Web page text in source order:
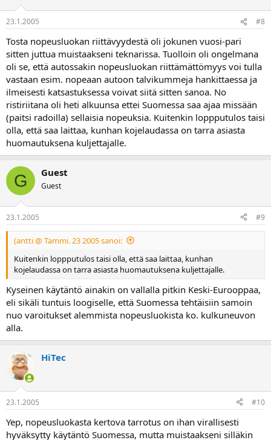
23.1.2005 #8
Tosta nopeusluokan riittävyydestä oli jokunen vuosi-pari
sitten juttua muistaakseni teknarissa. Tuolloin oli ongelmana
oli se, että autossakin nopeusluokan riittämättömyys voi tulla
vastaan esim. nopeaan autoon talvikummeja hankittaessa ja
ilmeisesti katsastuksessa voivat siitä sitten sanoa. No
ristiriitana oli heti alkuunsa ettei Suomessa saa ajaa missään
(paitsi radoilla) sellaisia nopeuksia. Kuitenkin loppputulos taisi
olla, että saa laittaa, kunhan kojelaudassa on tarra asiasta
huomautuksena kuljettajalle.
G Guest
Guest
23.1.2005 #9
(antti @ Tammi. 23 2005 sanoi:
Kuitenkin loppputulos taisi olla, että saa laittaa, kunhan
kojelaudassa on tarra asiasta huomautuksena kuljettajalle.
Kyseinen käytäntö ainakin on vallalla pitkin Keski-Eurooppaa,
eli sikäli tuntuis loogiselle, että Suomessa tehtäisiin samoin
nuo varoitukset alemmista nopeusluokista ko. kulkuneuvon
alla.
HiTec
23.1.2005 #10
Yep, nopeusluokasta kertova tarrotus on ihan virallisesti
hyväksytty käytäntö Suomessa, mutta muistaakseni silläkin